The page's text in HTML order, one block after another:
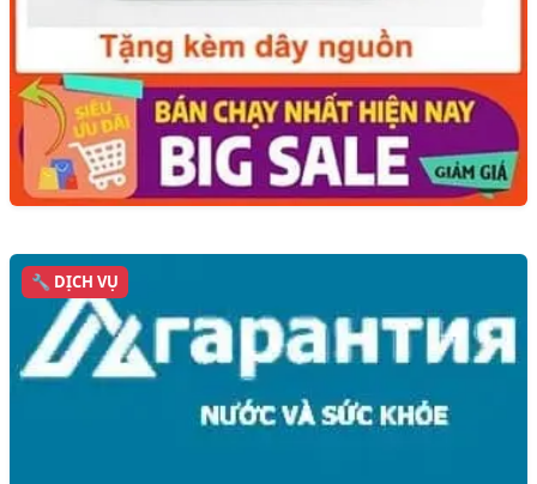
🔧 DỊCH VỤ